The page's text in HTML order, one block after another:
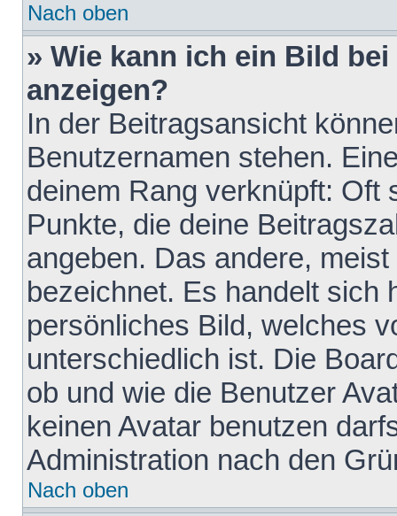
Nach oben
» Wie kann ich ein Bild
anzeigen?
In der Beitragsansicht
Benutzernamen stehen.
deinem Rang verknüpft: Oft
Punkte, die deine
angeben. Das andere,
bezeichnet. Es handelt sich
persönliches Bild, welches
unterschiedlich ist. Die
ob und wie die Benutzer
keinen Avatar benutzen
Administration nach den
Nach oben